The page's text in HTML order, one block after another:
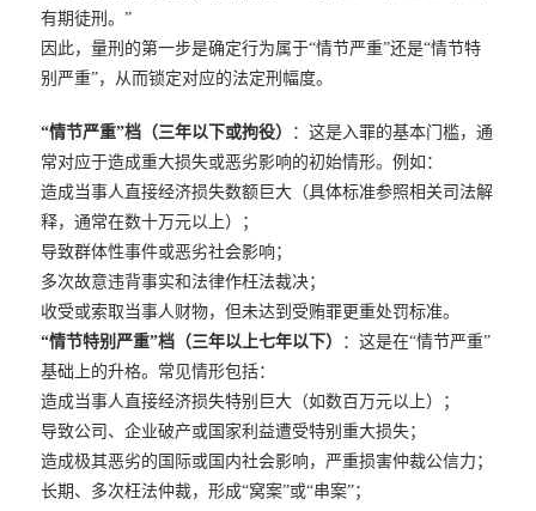
有期徒刑。”
因此，量刑的第一步是确定行为属于“情节严重”还是“情节特
别严重”，从而锁定对应的法定刑幅度。
“情节严重”档（三年以下或拘役）
：这是入罪的基本门槛，通
常对应于造成重大损失或恶劣影响的初始情形。例如：
造成当事人直接经济损失数额巨大（具体标准参照相关司法解
释，通常在数十万元以上）；
导致群体性事件或恶劣社会影响；
多次故意违背事实和法律作枉法裁决；
收受或索取当事人财物，但未达到受贿罪更重处罚标准。
“情节特别严重”档（三年以上七年以下）
：这是在“情节严重”
基础上的升格。常见情形包括：
造成当事人直接经济损失特别巨大（如数百万元以上）；
导致公司、企业破产或国家利益遭受特别重大损失；
造成极其恶劣的国际或国内社会影响，严重损害仲裁公信力；
长期、多次枉法仲裁，形成“窝案”或“串案”；